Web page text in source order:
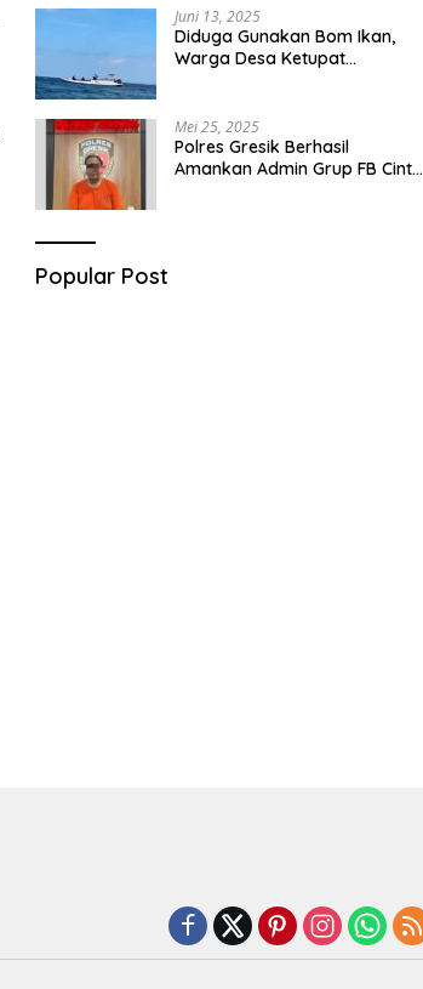
Juni 13, 2025
Diduga Gunakan Bom Ikan,
Warga Desa Ketupat
Mei 25, 2025
Polres Gresik Berhasil
Amankan Admin Grup FB Cinta
Popular Post